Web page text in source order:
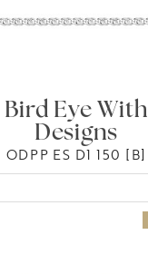
Bird Eye With
Designs
ODPP ES D1 150 [B]